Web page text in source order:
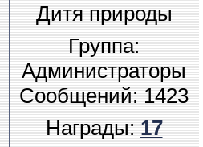
Дитя природы
Группа:
Администраторы
Сообщений:1423
Награды:17